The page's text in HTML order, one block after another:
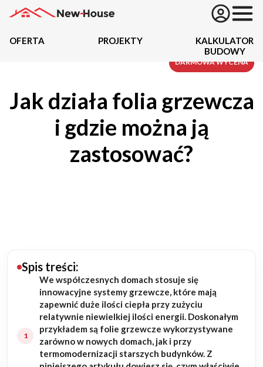
Oferta
Budowa domu
Rezydencje
Rozbudowa
OFERTA PROJEKTY
KALKULATOR
BUDOWY
Jak działa folia grzewcza
i gdzie można ją
zastosować?
Spis treści:
We współczesnych domach stosuje się
innowacyjne systemy grzewcze, które mają
zapewnić duże ilości ciepła przy zużyciu
relatywnie niewielkiej ilości energii. Doskonałym
przykładem są folie grzewcze wykorzystywane
zarówno w nowych domach, jak i przy
termomodernizacji starszych budynków. Z
DARMOWA WYCENA